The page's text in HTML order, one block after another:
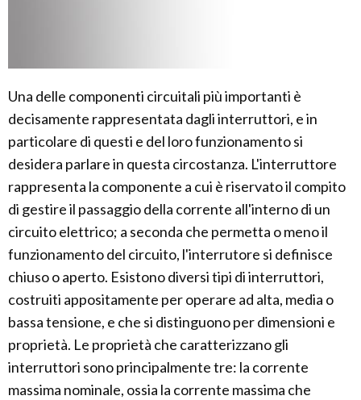
Una delle componenti circuitali più importanti è
decisamente rappresentata dagli interruttori, e in
particolare di questi e del loro funzionamento si
desidera parlare in questa circostanza. L'interruttore
rappresenta la componente a cui è riservato il compito
di gestire il passaggio della corrente all'interno di un
circuito elettrico; a seconda che permetta o meno il
funzionamento del circuito, l'interrutore si definisce
chiuso o aperto. Esistono diversi tipi di interruttori,
costruiti appositamente per operare ad alta, media o
bassa tensione, e che si distinguono per dimensioni e
proprietà. Le proprietà che caratterizzano gli
interruttori sono principalmente tre: la corrente
massima nominale, ossia la corrente massima che